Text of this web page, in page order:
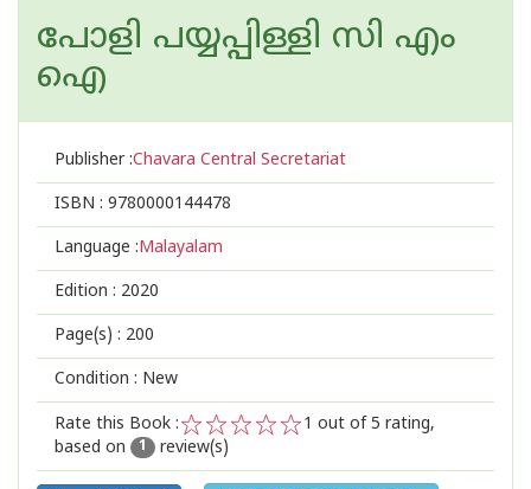
പോളി പയ്യപ്പിള്ളി സി എം
ഐ
Publisher :Chavara Central Secretariat
ISBN : 9780000144478
Language :Malayalam
Edition : 2020
Page(s) : 200
Condition : New
Rate this Book :
2
1
1 out of 5 rating,
based on
1 review(s)